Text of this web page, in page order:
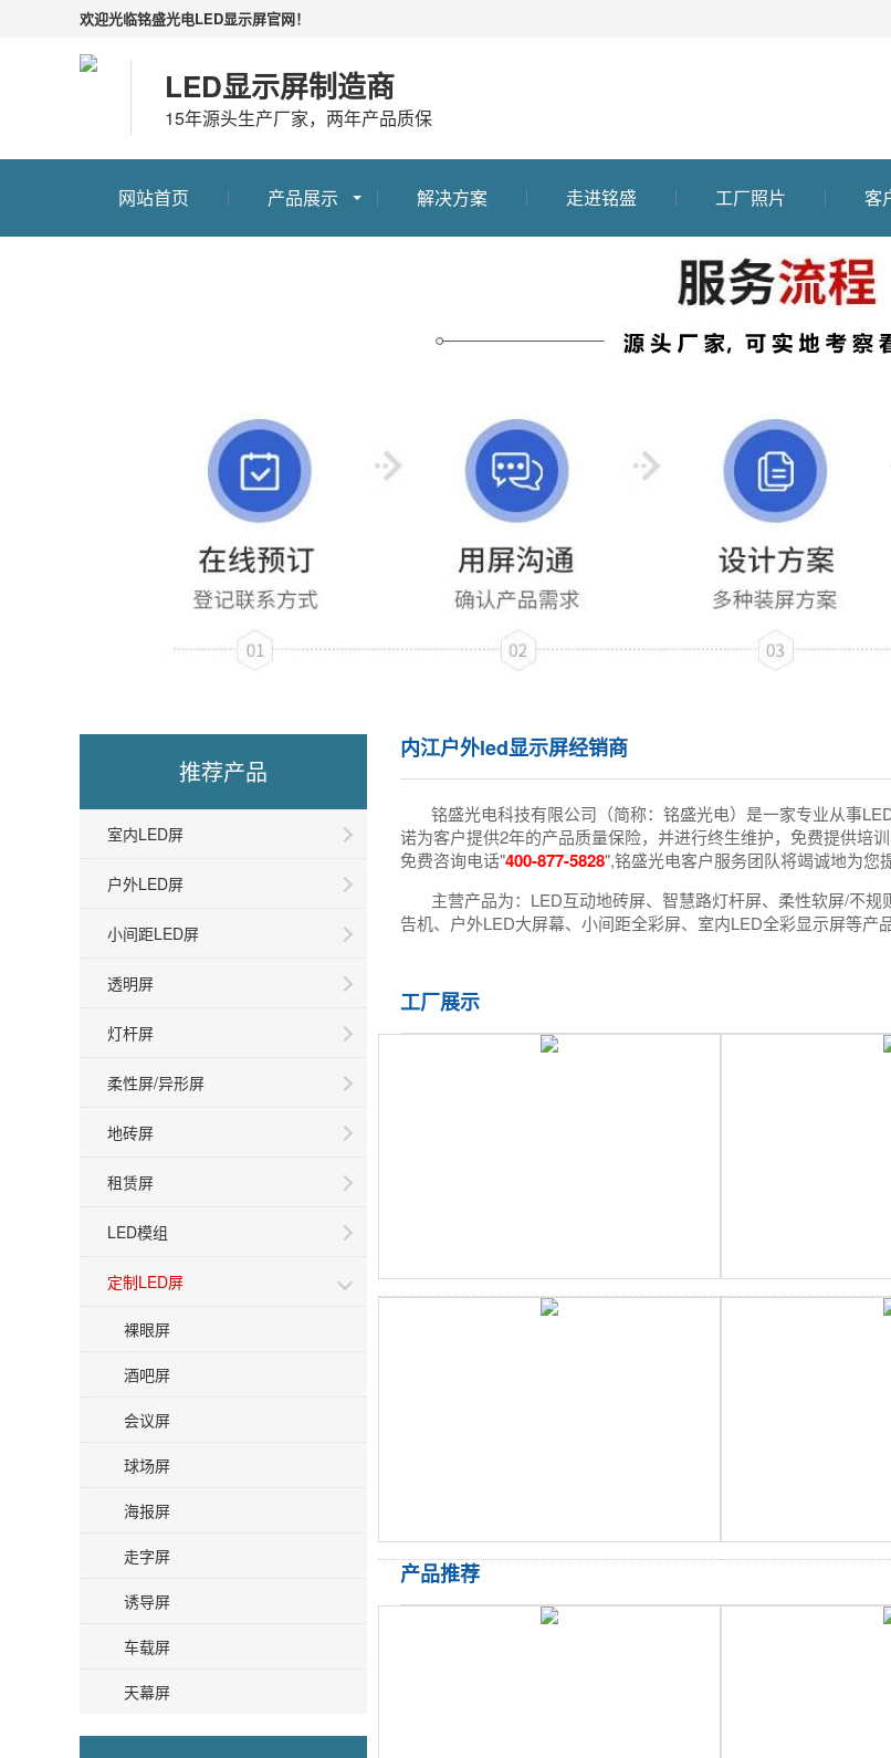
欢迎光临铭盛光电LED显示屏官网！
LED显示屏制造商
15年源头生产厂家，两年产品质保
网站首页 产品展示 解决方案 走进铭盛 工厂照片 客
推荐产品
室内LED屏
户外LED屏
小间距LED屏
透明屏
灯杆屏
柔性屏/异形屏
地砖屏
租赁屏
LED模组
定制LED屏
裸眼屏
酒吧屏
会议屏
球场屏
海报屏
走字屏
诱导屏
车载屏
天幕屏
内江户外led显示屏经销商
铭盛光电科技有限公司（简称：铭盛光电）是一家专业从事
诺为客户提供2年的产品质量保险，并进行终生维护，免费提供培
免费咨询电话"400-877-5828",铭盛光电客户服务团队将竭诚地为您
主营产品为：LED互动地砖屏、智慧路灯杆屏、柔性软屏/不
告机、户外LED大屏幕、小间距全彩屏、室内LED全彩显示屏等产品
工厂展示
产品推荐